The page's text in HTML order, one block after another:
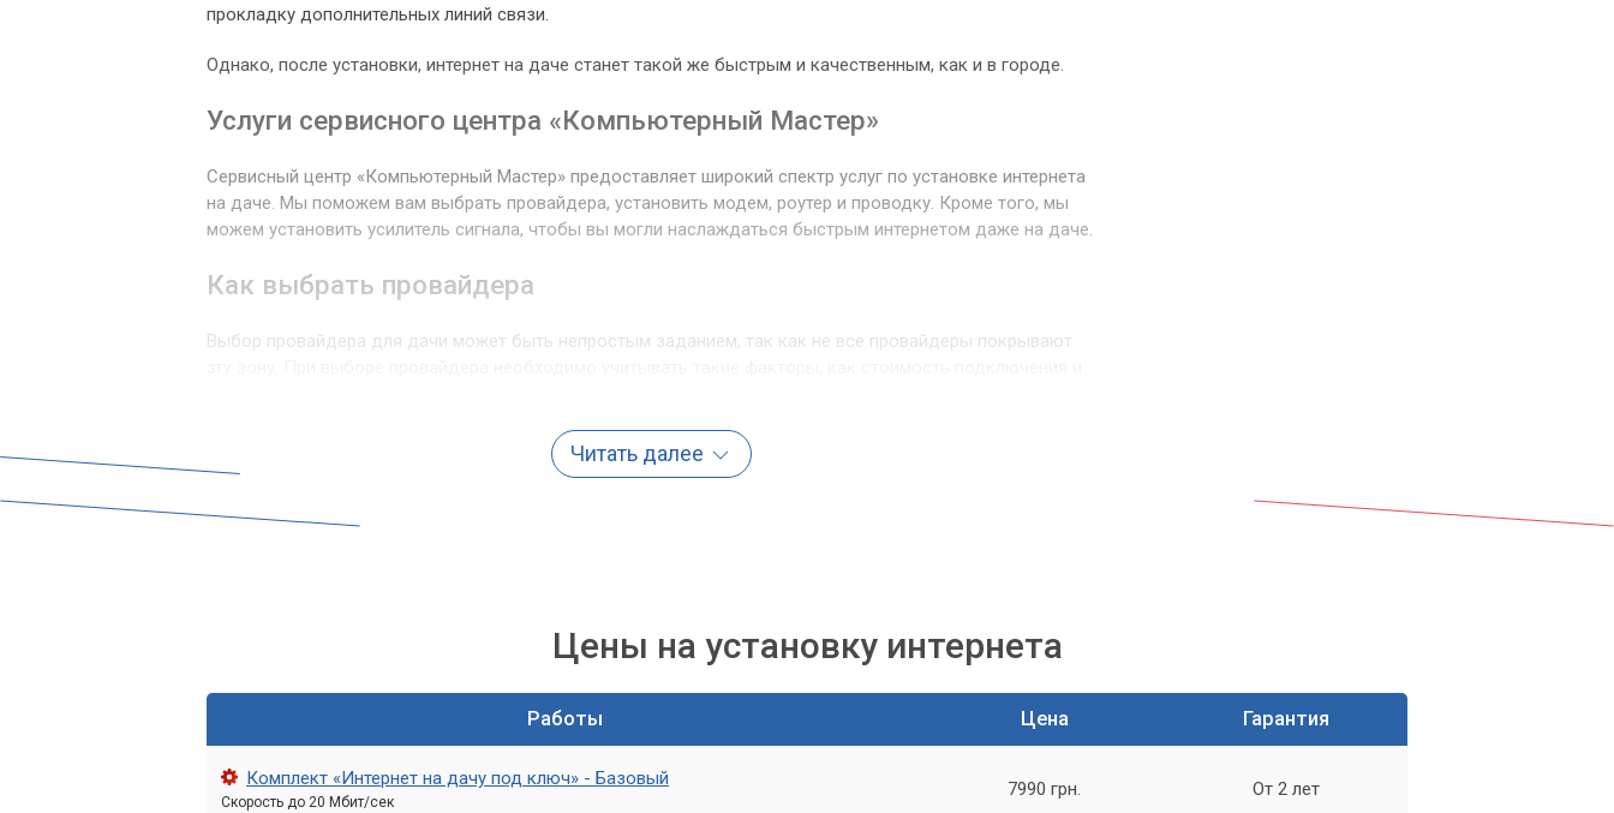
прокладку дополнительных линий связи.
Однако, после установки, интернет на даче станет такой же быстрым и качественным, как и в городе.
Услуги сервисного центра «Компьютерный Мастер»
Сервисный центр «Компьютерный Мастер» предоставляет широкий спектр услуг по установке интернета
на даче. Мы поможем вам выбрать провайдера, установить модем, роутер и проводку. Кроме того, мы
можем установить усилитель сигнала, чтобы вы могли наслаждаться быстрым интернетом даже на даче.
Как выбрать провайдера
Выбор провайдера для дачи может быть непростым заданием, так как не все провайдеры покрывают
В сервисном центре «Компьютерный Мастер» мы поможем вам выбрать оптимального провайдера,
учитывая все ваши потребности.
Преимущества установки интернета на даче
Установка усилителя сигнала
Читать далее
Цены на установку интернета
Работы Цена Гарантия
Комплект «Интернет на дачу под ключ» - Базовый
Скорость до 20 Мбит/сек
7990 грн. От 2 лет